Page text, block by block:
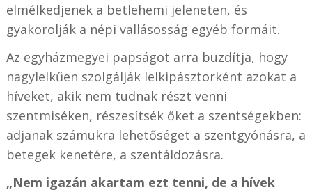
elmélkedjenek a betlehemi jeleneten, és
gyakorolják a népi vallásosság egyéb formáit.
Az egyházmegyei papságot arra buzdítja, hogy
nagylelkűen szolgálják lelkipásztorként azokat a
híveket, akik nem tudnak részt venni
szentmiséken, részesítsék őket a szentségekben:
adjanak számukra lehetőséget a szentgyónásra, a
betegek kenetére, a szentáldozásra.
„Nem igazán akartam ezt tenni, de a hívek